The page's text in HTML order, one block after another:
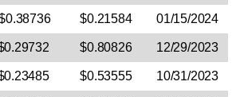
$0.21584 01/15/2024
$0.80826 12/29/2023
$0.53555 10/31/2023